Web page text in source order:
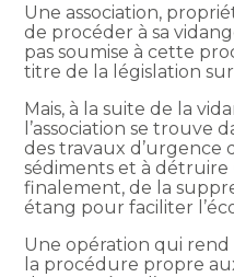
Une association,
de procéder à sa
pas soumise à cette
titre de la législation sur
Mais, à la suite de la
l’association se trouve
des travaux d’urgence
sédiments et à
finalement, de la
étang pour faciliter
Une opération qui
la procédure propre